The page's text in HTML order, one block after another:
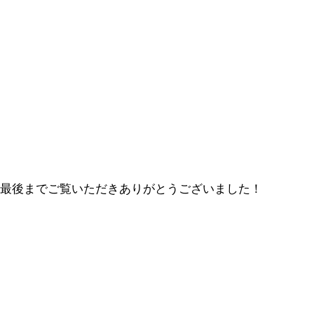
最後までご覧いただきありがとうございました！